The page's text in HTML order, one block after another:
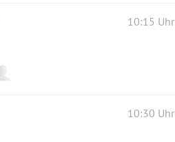
10:15 Uhr
10:30 Uhr